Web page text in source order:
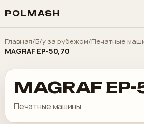
POLMASH
Главная/Б/у за рубежом/Печатные
MAGRAF EP-50,70
MAGRAF
Печатные машины